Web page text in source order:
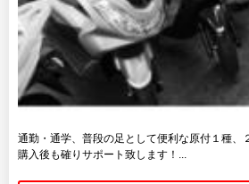
通勤・通学、普段の足として便利な原付１種、
購入後も確りサポート致します！...